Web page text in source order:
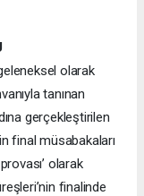
olarak
tanınan
gerçekleştirilen
final müsabakaları
olarak
finalinde